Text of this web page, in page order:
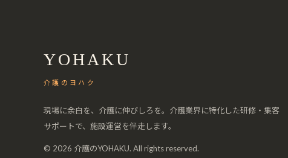
YOHAKU
介護のヨハク
現場に余白を、介護に伸びしろを。介護業界に特化した研修・集客
サポートで、施設運営を伴走します。
© 2026 介護のYOHAKU. All rights reserved.